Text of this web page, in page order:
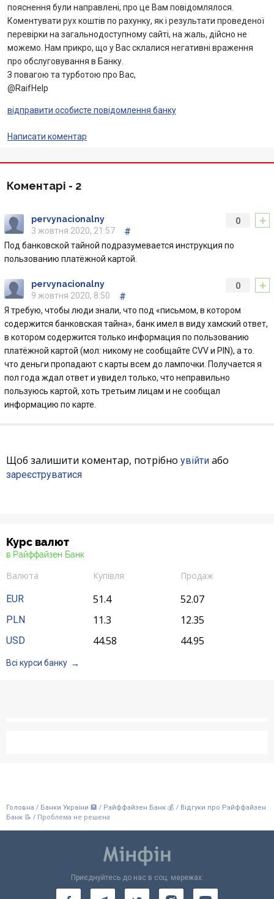
Відділення і банкомати
Інтернет-банкінг
Банки-партнери
Счета для бизнеса
пояснення були направлені, про це Вам повідомлялося.
Коментувати рух коштів по рахунку, як і результати проведеної
перевірки на загальнодоступному сайті, на жаль, дійсно не
можемо. Нам прикро, що у Вас склалися негативні враження
про обслуговування в Банку.
З повагою та турботою про Вас,
@RaifHelp
відправити особисте повідомлення банку
Написати коментар
Коментарі - 2
+
0
pervynacionalny
3 жовтня 2020, 21:57
#
Под банковской тайной подразумевается инструкция по
пользованию платёжной картой.
+
0
pervynacionalny
9 жовтня 2020, 8:50
#
Я требую, чтобы люди знали, что под «письмом, в котором
содержится банковская тайна», банк имел в виду хамский ответ,
в котором содержится только информация по пользованию
платёжной картой (мол: никому не сообщайте CVV и PIN), а то.
что деньги пропадают с карты всем до лампочки. Получается я
пол года ждал ответ и увидел только, что неправильно
пользуюсь картой, хоть третьим лицам и не сообщал
информацию по карте.
Щоб залишити коментар, потрібно увійти або
зареєструватися
Курс валют
в Райффайзен Банк
Валюта Купівля
Продаж
EUR
51.4 52.07
PLN 11.3 12.35
USD 44.58 44.95
Всі курси банку
Головна / Банки України 🏦 / Райффайзен Банк 💰 / Відгуки про Райффайзен
Банк 📝 / Проблема не решена
Приєднуйтесь до нас в соц. мережах: